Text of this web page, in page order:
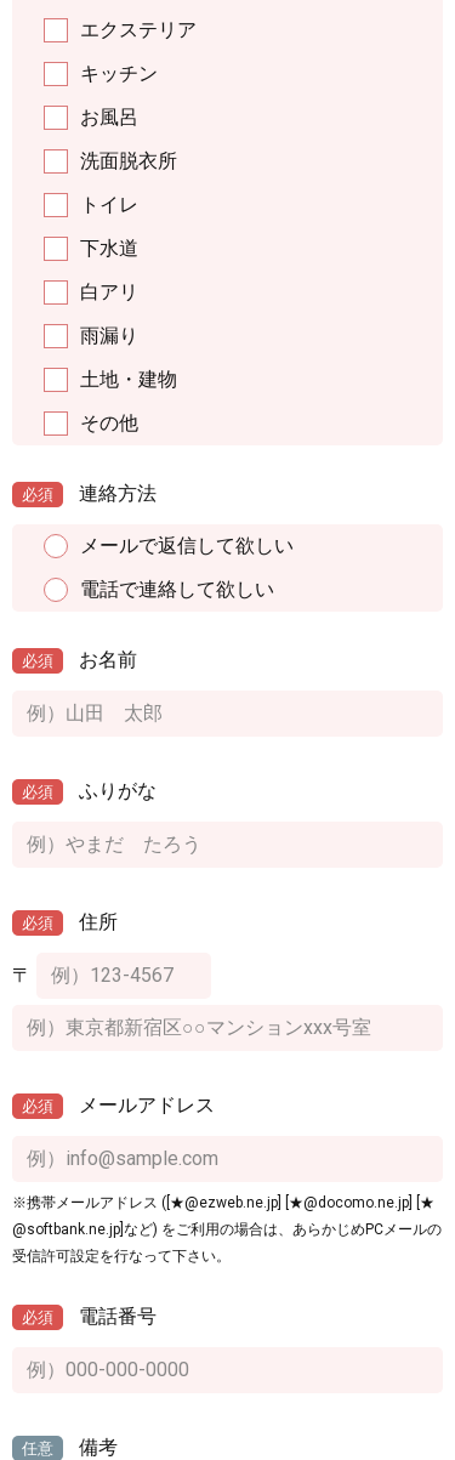
エクステリア
キッチン
お風呂
洗面脱衣所
トイレ
下水道
白アリ
雨漏り
土地・建物
その他
必須 連絡方法
メールで返信して欲しい
電話で連絡して欲しい
必須 お名前
必須 ふりがな
必須 住所
〒
必須 メールアドレス
※携帯メールアドレス ([★@ezweb.ne.jp] [★@docomo.ne.jp] [★
@softbank.ne.jp]など) をご利用の場合は、あらかじめPCメールの
受信許可設定を行なって下さい。
必須 電話番号
任意 備考